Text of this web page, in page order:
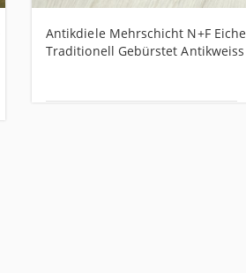
Antikdiele Mehrschicht N+F Eiche
Traditionell Gebürstet Antikweiss